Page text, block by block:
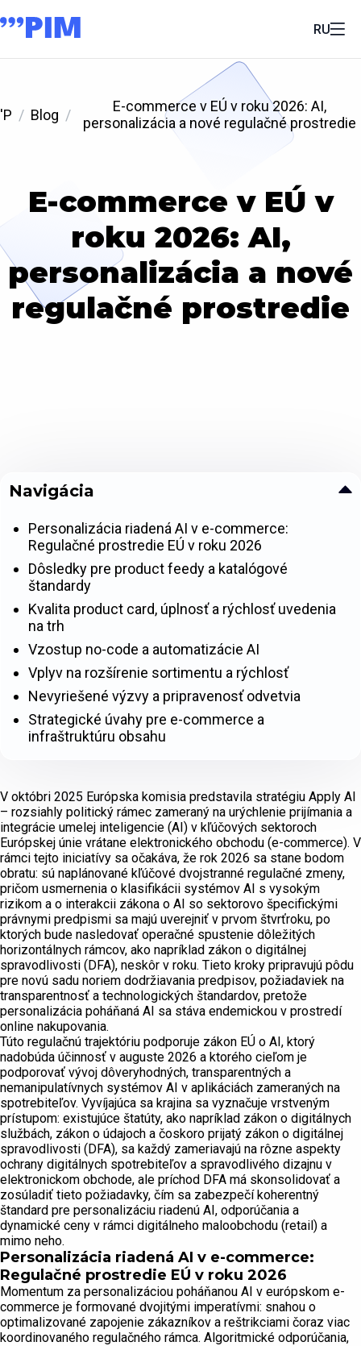
RU
'P Blog
E-commerce v EÚ v roku 2026: AI,
personalizácia a nové regulačné prostredie
E-commerce v EÚ v
roku 2026: AI,
personalizácia a nové
regulačné prostredie
V októbri 2025 Európska komisia predstavila stratégiu Apply AI
– rozsiahly politický rámec zameraný na urýchlenie prijímania a
integrácie umelej inteligencie (AI) v kľúčových sektoroch
Európskej únie vrátane elektronického obchodu (e-commerce). V
rámci tejto iniciatívy sa očakáva, že rok 2026 sa stane bodom
obratu: sú naplánované kľúčové dvojstranné regulačné zmeny,
pričom usmernenia o klasifikácii systémov AI s vysokým
rizikom a o interakcii zákona o AI so sektorovo špecifickými
právnymi predpismi sa majú uverejniť v prvom štvrťroku, po
ktorých bude nasledovať operačné spustenie dôležitých
horizontálnych rámcov, ako napríklad zákon o digitálnej
spravodlivosti (DFA), neskôr v roku. Tieto kroky pripravujú pôdu
pre novú sadu noriem dodržiavania predpisov, požiadaviek na
transparentnosť a technologických štandardov, pretože
personalizácia poháňaná AI sa stáva endemickou v prostredí
online nakupovania.
Túto regulačnú trajektóriu podporuje zákon EÚ o AI, ktorý
nadobúda účinnosť v auguste 2026 a ktorého cieľom je
podporovať vývoj dôveryhodných, transparentných a
nemanipulatívnych systémov AI v aplikáciách zameraných na
spotrebiteľov. Vyvíjajúca sa krajina sa vyznačuje vrstveným
prístupom: existujúce štatúty, ako napríklad zákon o digitálnych
službách, zákon o údajoch a čoskoro prijatý zákon o digitálnej
spravodlivosti (DFA), sa každý zameriavajú na rôzne aspekty
ochrany digitálnych spotrebiteľov a spravodlivého dizajnu v
elektronickom obchode, ale príchod DFA má skonsolidovať a
zosúladiť tieto požiadavky, čím sa zabezpečí koherentný
štandard pre personalizáciu riadenú AI, odporúčania a
dynamické ceny v rámci digitálneho maloobchodu (retail) a
mimo neho.
Personalizácia riadená AI v e-commerce:
Regulačné prostredie EÚ v roku 2026
Momentum za personalizáciou poháňanou AI v európskom e-
commerce je formované dvojitými imperatívmi: snahou o
optimalizované zapojenie zákazníkov a reštrikciami čoraz viac
koordinovaného regulačného rámca. Algoritmické odporúčania,
Navigácia
Personalizácia riadená AI v e-commerce:
Regulačné prostredie EÚ v roku 2026
Dôsledky pre product feedy a katalógové
štandardy
Kvalita product card, úplnosť a rýchlosť uvedenia
na trh
Vzostup no-code a automatizácie AI
Vplyv na rozšírenie sortimentu a rýchlosť
Nevyriešené výzvy a pripravenosť odvetvia
Strategické úvahy pre e-commerce a
infraštruktúru obsahu